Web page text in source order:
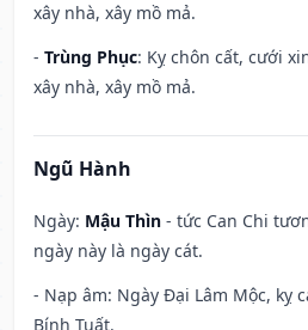
xây nhà, xây mồ mả.
- Trùng Phục: Kỵ chôn cất, cưới
xây nhà, xây mồ mả.
Ngũ Hành
Ngày: Mậu Thìn - tức Can Chi
ngày này là ngày cát.
- Nạp âm: Ngày Đại Lâm Mộc, kỵ
Bính Tuất.